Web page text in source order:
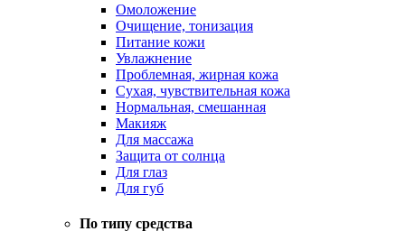
Омоложение
Очищение, тонизация
Питание кожи
Увлажнение
Проблемная, жирная кожа
Сухая, чувствительная кожа
Нормальная, смешанная
Макияж
Для массажа
Защита от солнца
Для глаз
Для губ
По типу средства